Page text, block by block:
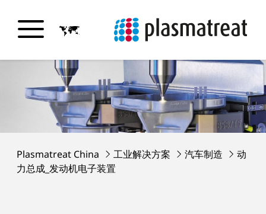
Plasmatreat China 工业解决方案 汽车制造
动
力总成_发动机电子装置